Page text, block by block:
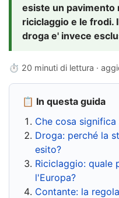
esiste un pavimento
riciclaggio e le frodi.
droga e' invece
⏱ 20 minuti di lettura ·
📋 In questa guida
Che cosa
Droga: perché la
esito?
Riciclaggio: quale
l'Europa?
Contante: la